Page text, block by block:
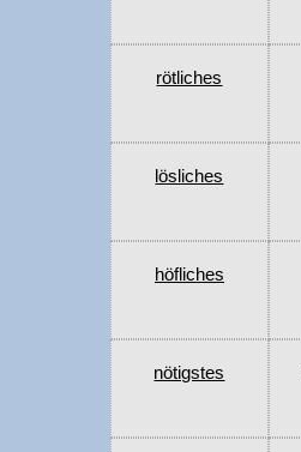
rötliches
lösliches
höfliches
nötigstes